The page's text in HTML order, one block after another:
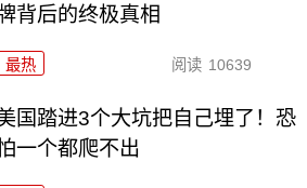
背后的终极真相
最热 阅读 10639
国踏进3个大坑把自己埋了！恐
一个都爬不出